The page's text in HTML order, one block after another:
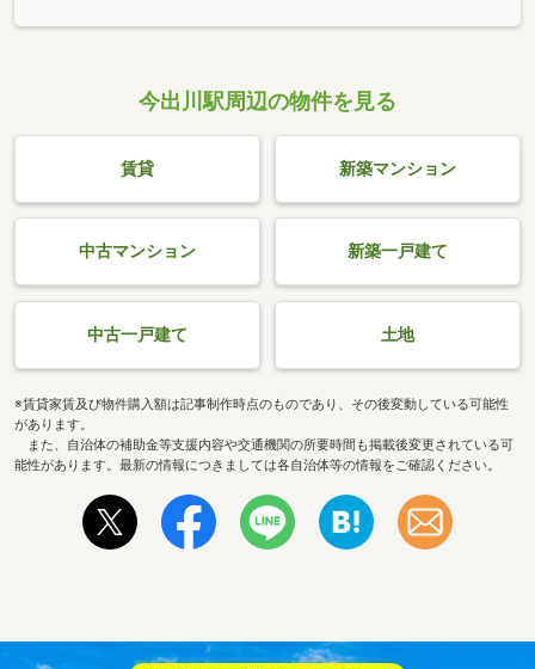
今出川駅周辺の物件を見る
賃貸 新築マンション
中古マンション 新築一戸建て
中古一戸建て 土地
※賃貸家賃及び物件購入額は記事制作時点のものであり、その後変動している可能性
があります。
また、自治体の補助金等支援内容や交通機関の所要時間も掲載後変更されている可
能性があります。最新の情報につきましては各自治体等の情報をご確認ください。